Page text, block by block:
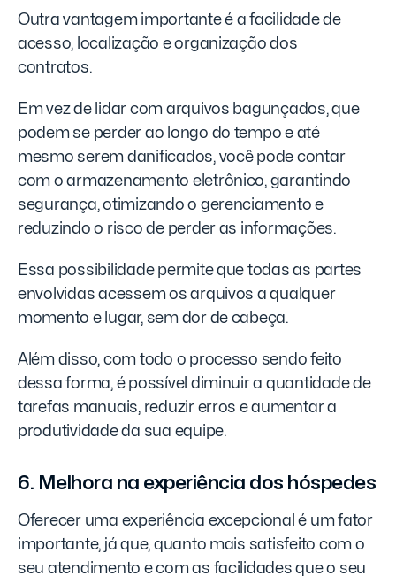
Outra vantagem importante é a facilidade de
acesso, localização e organização dos
contratos.
Em vez de lidar com arquivos bagunçados, que
podem se perder ao longo do tempo e até
mesmo serem danificados, você pode contar
com o armazenamento eletrônico, garantindo
segurança, otimizando o gerenciamento e
reduzindo o risco de perder as informações.
Essa possibilidade permite que todas as partes
envolvidas acessem os arquivos a qualquer
momento e lugar, sem dor de cabeça.
Além disso, com todo o processo sendo feito
dessa forma, é possível diminuir a quantidade de
tarefas manuais, reduzir erros e aumentar a
produtividade da sua equipe.
6. Melhora na experiência dos hóspedes
Oferecer uma experiência excepcional é um fator
importante, já que, quanto mais satisfeito com o
seu atendimento e com as facilidades que o seu